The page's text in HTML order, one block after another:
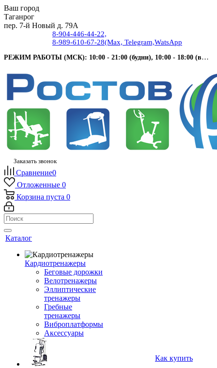
Ваш город
Таганрог
пер. 7-й Новый д. 79А
8-904-446-44-22,
8-989-610-67-28(Max, Telegram,WatsApp
РЕЖИМ РАБОТЫ (МСК): 10:00 - 21:00 (будни), 10:00 - 18:00 (выходные).
Заказать звонок
Сравнение0
Отложенные 0
Корзина пуста 0
Каталог
Кардиотренажеры
Беговые дорожки
Велотренажеры
Эллиптические
тренажеры
Гребные
тренажеры
Виброплатформы
Аксессуары
Как купить